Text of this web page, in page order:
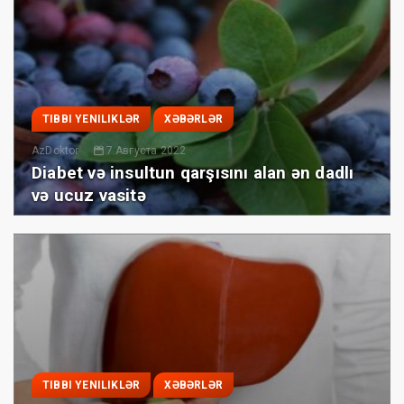
TIBBI YENILIKLƏR XƏBƏRLƏR
AzDoktor 7 Августа 2022
Diabet və insultun qarşısını alan ən dadlı
və ucuz vasitə
TIBBI YENILIKLƏR XƏBƏRLƏR